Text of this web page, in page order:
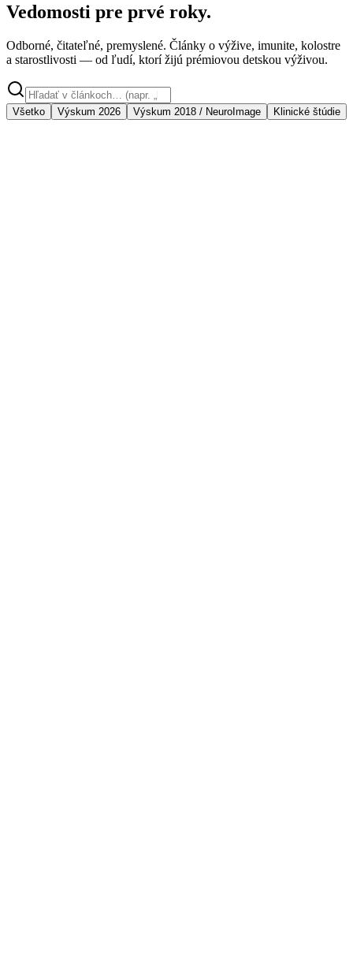
Vedomosti pre prvé roky.
Odborné, čitateľné, premyslené. Články o výžive, imunite, kolostre
a starostlivosti — od ľudí, ktorí žijú prémiovou detskou výživou.
Všetko Výskum 2026 Výskum 2018 / NeuroImage Klinické štúdie